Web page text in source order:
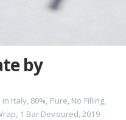
by
in Italy, 80%, Pure, No Filling,
, 1 Bar Devoured,2019